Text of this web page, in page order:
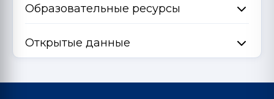
Образовательные ресурсы
Открытые данные